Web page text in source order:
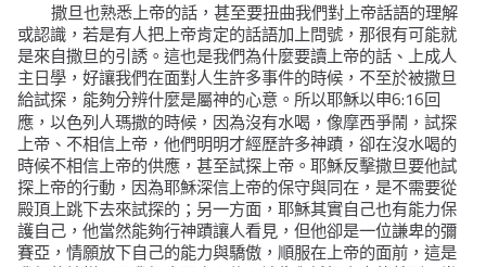
撒旦也熟悉上帝的話，甚至要扭曲我們對上帝話語的理解
或認識，若是有人把上帝肯定的話語加上問號，那很有可能就
是來自撒旦的引誘。這也是我們為什麼要讀上帝的話、上成人
主日學，好讓我們在面對人生許多事件的時候，不至於被撒旦
給試探，能夠分辨什麼是屬神的心意。所以耶穌以申6:16回
應，以色列人瑪撒的時候，因為沒有水喝，像摩西爭鬧，試探
上帝、不相信上帝，他們明明才經歷許多神蹟，卻在沒水喝的
時候不相信上帝的供應，甚至試探上帝。耶穌反擊撒旦要他試
探上帝的行動，因為耶穌深信上帝的保守與同在，是不需要從
殿頂上跳下去來試探的；另一方面，耶穌其實自己也有能力保
護自己，他當然能夠行神蹟讓人看見，但他卻是一位謙卑的彌
賽亞，情願放下自己的能力與驕傲，順服在上帝的面前，這是